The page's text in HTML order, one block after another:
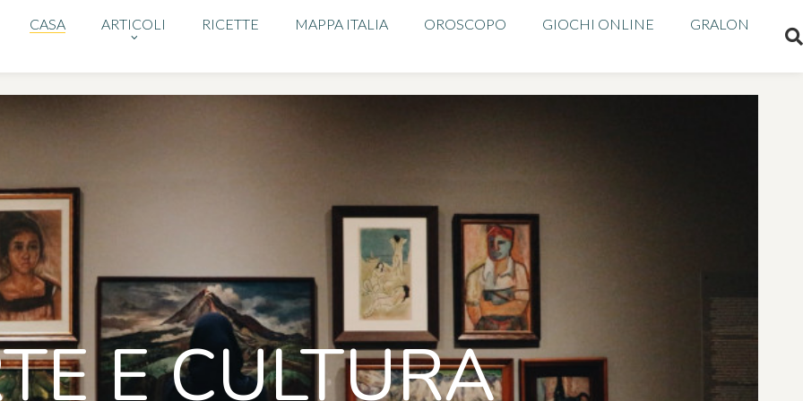
CASA ARTICOLI RICETTE MAPPA ITALIA OROSCOPO GIOCHI ONLINE GRALON
E CULTURA